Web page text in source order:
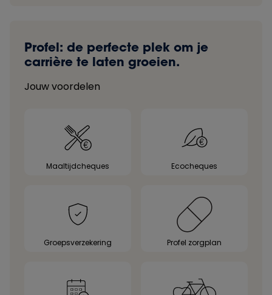
Profel: de perfecte plek om je
carrière te laten groeien.
Jouw voordelen
Maaltijdcheques Ecocheques
Groepsverzekering Profel zorgplan